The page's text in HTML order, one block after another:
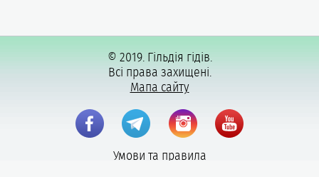
© 2019. Гільдія гідів.
Всі права захищені.
Мапа сайту
Умови та правила